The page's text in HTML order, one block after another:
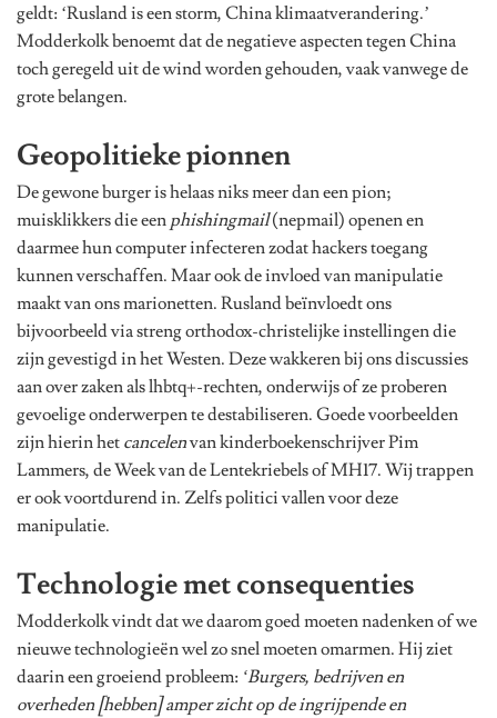
geldt: ‘Rusland is een storm, China klimaatverandering.’
Modderkolk benoemt dat de negatieve aspecten tegen China
toch geregeld uit de wind worden gehouden, vaak vanwege de
grote belangen.
Geopolitieke pionnen
De gewone burger is helaas niks meer dan een pion;
muisklikkers die een phishingmail(nepmail) openen en
daarmee hun computer infecteren zodat hackers toegang
kunnen verschaffen. Maar ook de invloed van manipulatie
maakt van ons marionetten. Rusland beïnvloedt ons
bijvoorbeeld via streng orthodox-christelijke instellingen die
zijn gevestigd in het Westen. Deze wakkeren bij ons discussies
aan over zaken als lhbtq+-rechten, onderwijs of ze proberen
gevoelige onderwerpen te destabiliseren. Goede voorbeelden
zijn hierin het cancelenvan kinderboekenschrijver Pim
Lammers, de Week van de Lentekriebels of MH17. Wij trappen
er ook voortdurend in. Zelfs politici vallen voor deze
manipulatie.
Technologie met consequenties
Modderkolk vindt dat we daarom goed moeten nadenken of we
nieuwe technologieën wel zo snel moeten omarmen. Hij ziet
daarin een groeiend probleem: ‘Burgers, bedrijven en
overheden [hebben] amper zicht op de ingrijpende en